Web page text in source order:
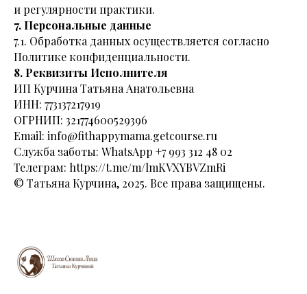
и регулярности практики.
7. Персональные данные
7.1. Обработка данных осуществляется согласно
Политике конфиденциальности.
8. Реквизиты Исполнителя
ИП Курчина Татьяна Анатольевна
ИНН: 773137217919
ОГРНИП: 321774600529396
Email: info@fithappymama.getcourse.ru
Служба заботы: WhatsApp +7 993 312 48 02
Телеграм: https://t.me/m/lmKVXYBVZmRi
© Татьяна Курчина, 2025. Все права защищены.